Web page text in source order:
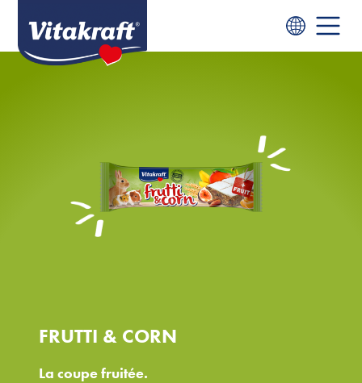
FRUTTI & CORN
La coupe fruitée.